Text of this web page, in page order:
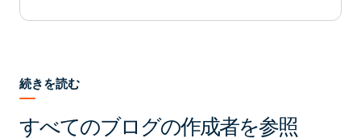
続きを読む
すべてのブログの作成者を参照